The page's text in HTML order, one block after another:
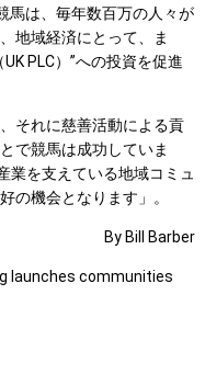
馬は、毎年数百万の人々が
地域経済にとって、ま
PLC）”への投資を促進
それに慈善活動による貢
で競馬は成功していま
業を支えている地域コミュ
の機会となります」。
By Bill Barber
launches communities